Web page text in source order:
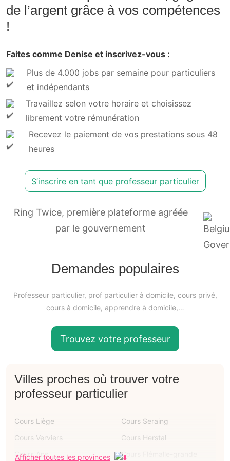
de l’argent grâce à vos compétences
!
Faites comme Denise et inscrivez-vous :
Plus de 4.000 jobs par semaine pour particuliers
et indépendants
Travaillez selon votre horaire et choisissez
librement votre rémunération
Recevez le paiement de vos prestations sous 48
heures
S’inscrire en tant que professeur particulier
Ring Twice, première plateforme agréée
par le gouvernement
Demandes populaires
Professeur particulier, prof particulier à domicile, cours privé,
cours à domicile, apprendre à domicile,…
Trouvez votre professeur
Villes proches où trouver votre
professeur particulier
Cours Liège
Cours Seraing
Cours Verviers
Cours Herstal
Cours Ans
Cours Flémalle-grande
Afficher toutes les provinces